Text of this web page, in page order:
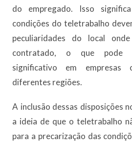
do empregado. Isso
condições do teletrabalho
peculiaridades do local
contratado, o que pode
significativo em empresas
diferentes regiões.
A inclusão dessas disposições
a ideia de que o teletrabalho
para a precarização das